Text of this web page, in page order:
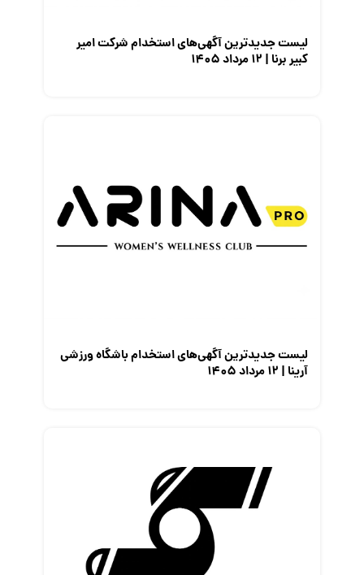
لیست جدیدترین آگهی‌های استخدام شرکت امیر
کبیر برنا | ۱۲ مرداد ۱۴۰۵
لیست جدیدترین آگهی‌های استخدام باشگاه ورزشی
آرینا | ۱۲ مرداد ۱۴۰۵